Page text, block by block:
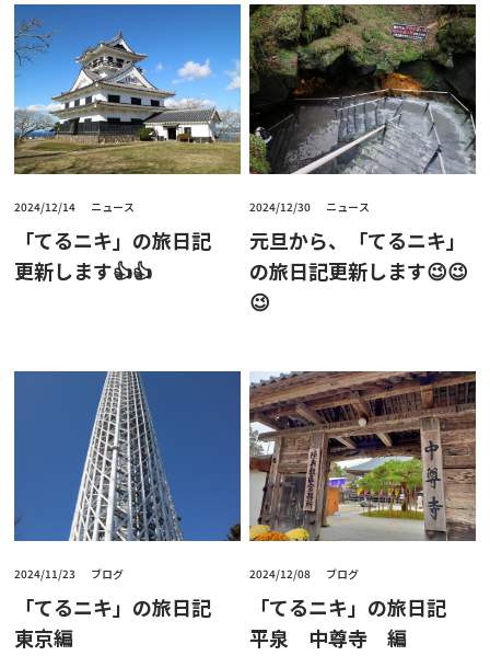
2024/12/14 ニュース
「てるニキ」の旅日記
更新します👍👍
2024/12/30 ニュース
元旦から、「てるニキ」
の旅日記更新します😉😉
😉
2024/11/23 ブログ
「てるニキ」の旅日記
東京編
2024/12/08 ブログ
「てるニキ」の旅日記
平泉 中尊寺 編